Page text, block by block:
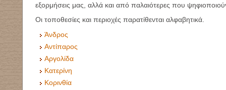
εξορμήσεις μας, αλλά και από παλαιότερες που
Οι τοποθεσίες και περιοχές παρατίθενται αλφαβητικά.
Άνδρος
Αντίπαρος
Αργολίδα
Κατερίνη
Κορινθία